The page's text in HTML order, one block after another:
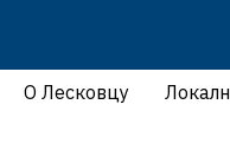
О Лесковцу